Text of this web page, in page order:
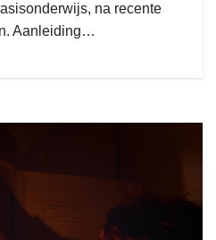
na recente
Aanleiding…